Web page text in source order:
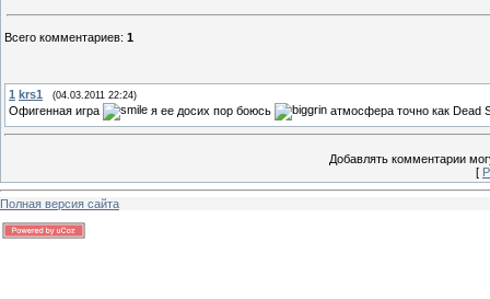
Всего комментариев: 1
1 krs1 (04.03.2011 22:24)
Офигенная игра я ее досих пор боюсь атмосфера точно как Dead
Добавлять комментарии
[
Полная версия сайта